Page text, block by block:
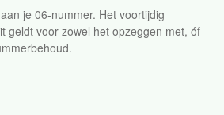
je 06-nummer. Het voortijdig
geldt voor zowel het opzeggen met, óf